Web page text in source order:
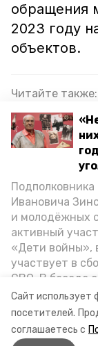
Сайт использует
посетителей.
соглашаетесь с
Ивановича
и молодёжных
активный
«Дети войны»,
участвует в
СВО. В беседе
спецпроекта
ветеран
ВОВ, о службе
и шпионе
обращения
2023 году
объектов.
Читайте также:
Новый корпус
введут в
«Ждали всем
спустя
ставропольский
программа
нацпроект